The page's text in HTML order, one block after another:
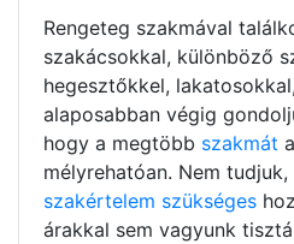
Rengeteg szakmával
szakácsokkal, különböző
hegesztőkkel,
alaposabban végig
hogy a megtöbb szakmát
mélyrehatóan. Nem
szakértelem szükséges
árakkal sem vagyunk